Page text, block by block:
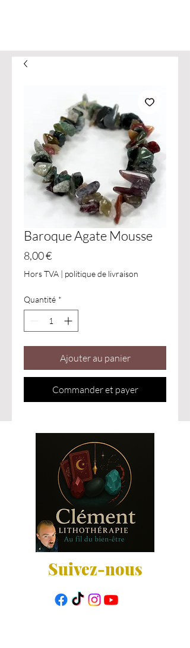
Baroque Agate Mousse
8,00 €Prix
Hors TVA | politique de livraison
Quantité *
Ajouter au panier
Commander et payer
Suivez-nous